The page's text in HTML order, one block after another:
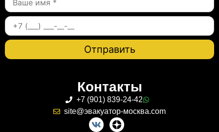
Контакты
+7 (901) 839-24-42
site@эвакуатор-москва.com